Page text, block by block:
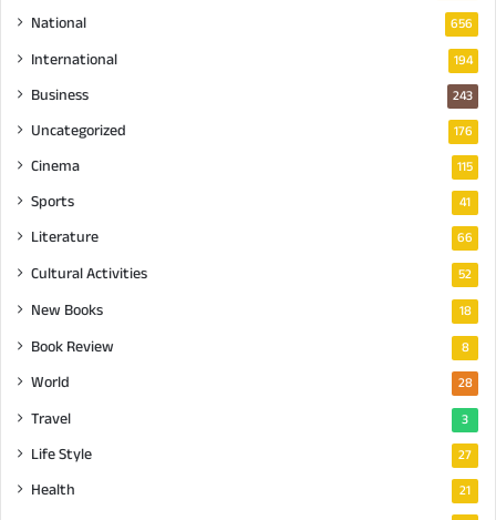
National 656
International 194
Business 243
Uncategorized 176
Cinema 115
Sports 41
Literature 66
Cultural Activities 52
New Books 18
Book Review 8
World 28
Travel 3
Life Style 27
Health 21